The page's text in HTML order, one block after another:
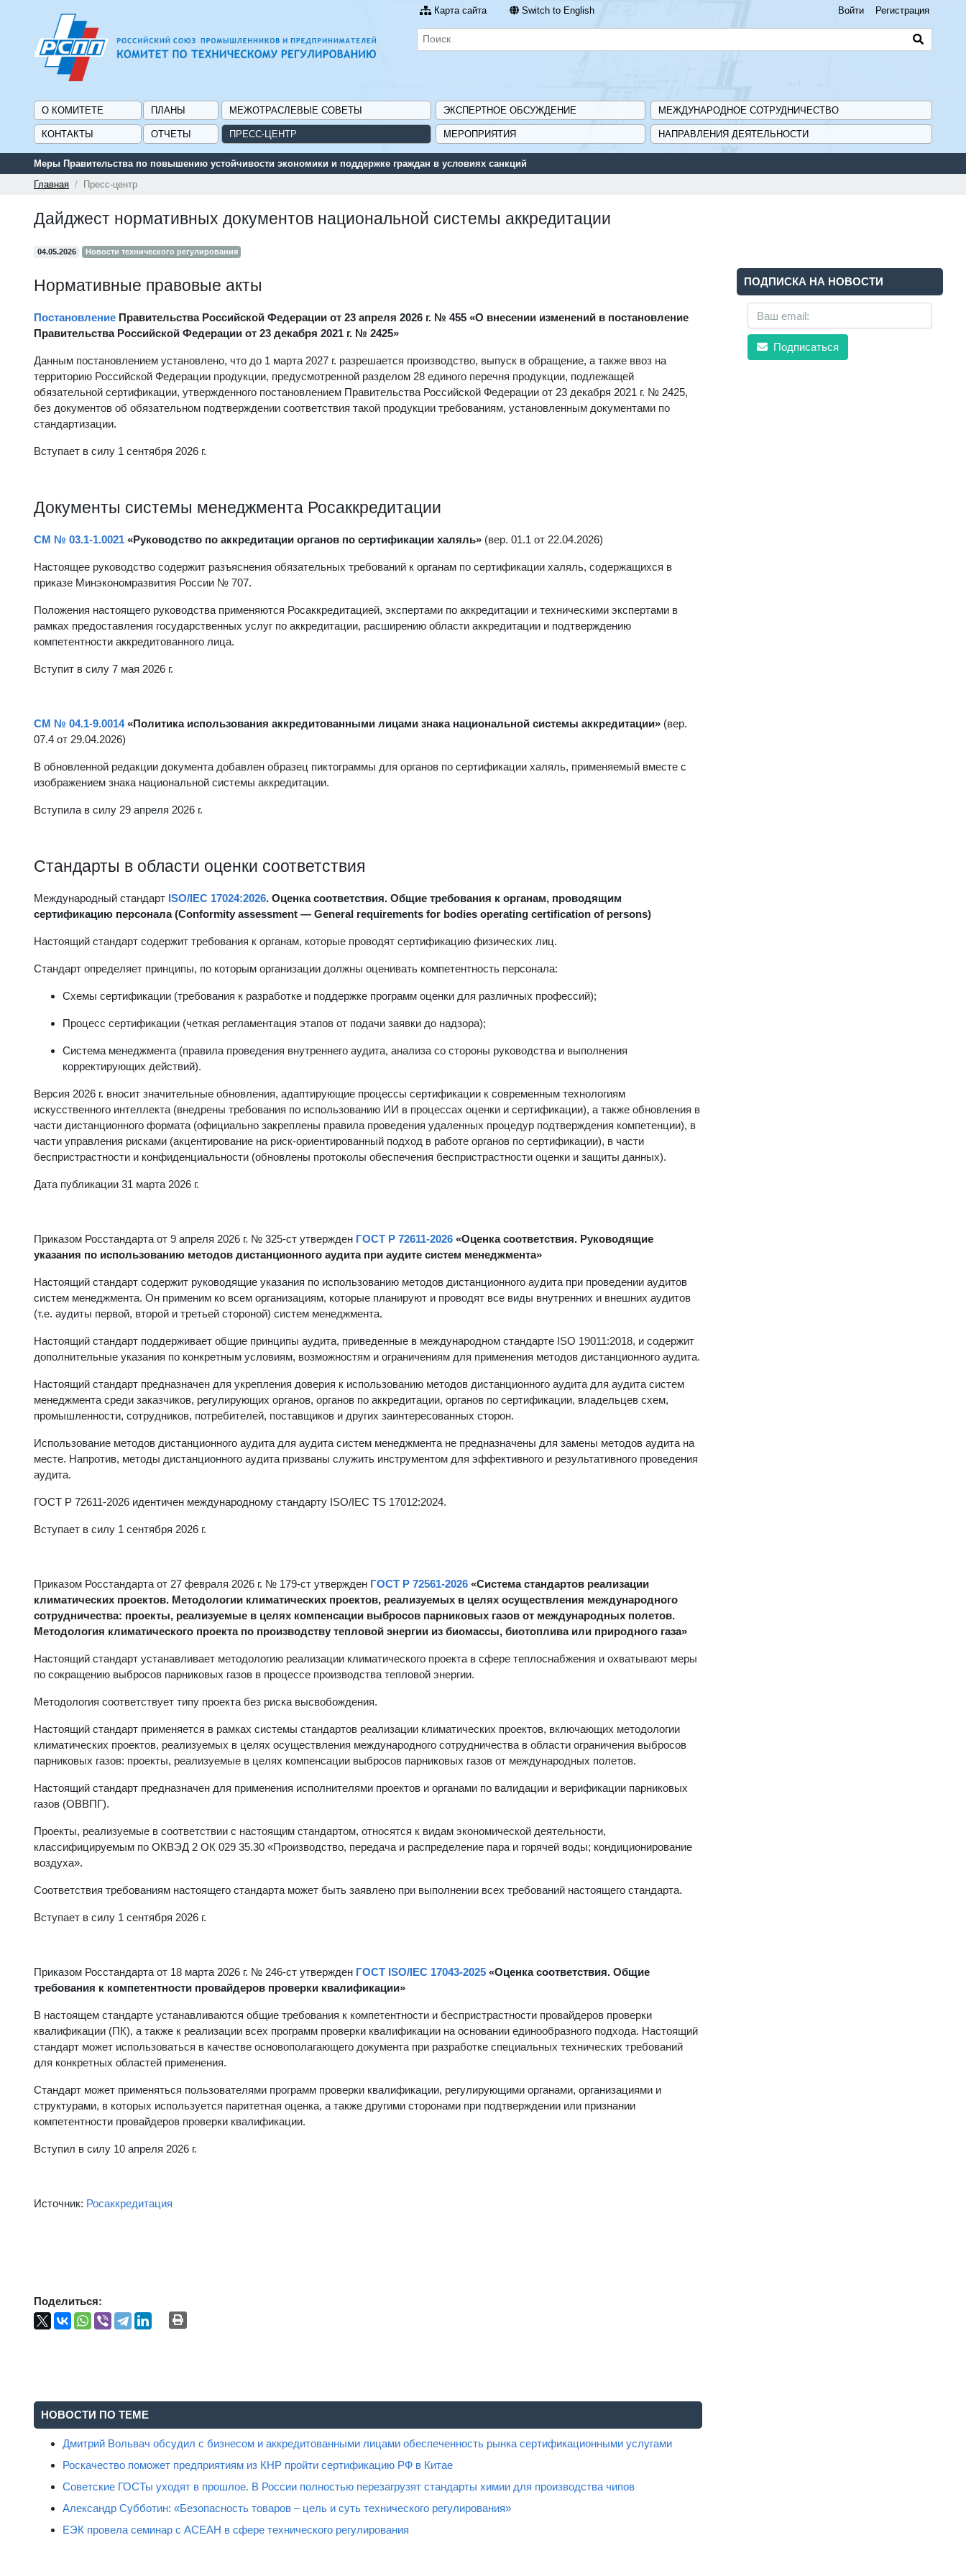
Карта сайта Switch to English Войти Регистрация
О КОМИТЕТЕ ПЛАНЫ МЕЖОТРАСЛЕВЫЕ СОВЕТЫ ЭКСПЕРТНОЕ ОБСУЖДЕНИЕ МЕЖДУНАРОДНОЕ СОТРУДНИЧЕСТВО
КОНТАКТЫ ОТЧЕТЫ ПРЕСС-ЦЕНТР МЕРОПРИЯТИЯ НАПРАВЛЕНИЯ ДЕЯТЕЛЬНОСТИ
Сервис поиска и подбора субсидий и мер государственной поддержки для предприятий - «Навигатор мер поддержки ГИСП».
Главная
Пресс-центр
Дайджест нормативных документов национальной системы аккредитации
04.05.2026 Новости технического регулирования
Нормативные правовые акты
Постановление Правительства Российской Федерации от 23 апреля 2026 г. № 455 «О внесении изменений в постановление
Правительства Российской Федерации от 23 декабря 2021 г. № 2425»
Данным постановлением установлено, что до 1 марта 2027 г. разрешается производство, выпуск в обращение, а также ввоз на
территорию Российской Федерации продукции, предусмотренной разделом 28 единого перечня продукции, подлежащей
обязательной сертификации, утвержденного постановлением Правительства Российской Федерации от 23 декабря 2021 г. № 2425,
без документов об обязательном подтверждении соответствия такой продукции требованиям, установленным документами по
стандартизации.
Вступает в силу 1 сентября 2026 г.
Документы системы менеджмента Росаккредитации
СМ № 03.1-1.0021 «Руководство по аккредитации органов по сертификации халяль» (вер. 01.1 от 22.04.2026)
Настоящее руководство содержит разъяснения обязательных требований к органам по сертификации халяль, содержащихся в
приказе Минэкономразвития России № 707.
Положения настоящего руководства применяются Росаккредитацией, экспертами по аккредитации и техническими экспертами в
рамках предоставления государственных услуг по аккредитации, расширению области аккредитации и подтверждению
компетентности аккредитованного лица.
Вступит в силу 7 мая 2026 г.
СМ № 04.1-9.0014«Политика использования аккредитованными лицами знака национальной системы аккредитации» (вер.
07.4 от 29.04.2026)
В обновленной редакции документа добавлен образец пиктограммы для органов по сертификации халяль, применяемый вместе с
изображением знака национальной системы аккредитации.
Вступила в силу 29 апреля 2026 г.
Стандарты в области оценки соответствия
Международный стандарт ISO/IEC 17024:2026. Оценка соответствия. Общие требования к органам, проводящим
сертификацию персонала (Conformity assessment — General requirements for bodies operating certification of persons)
Настоящий стандарт содержит требования к органам, которые проводят сертификацию физических лиц.
Стандарт определяет принципы, по которым организации должны оценивать компетентность персонала:
Схемы сертификации (требования к разработке и поддержке программ оценки для различных профессий);
Процесс сертификации (четкая регламентация этапов от подачи заявки до надзора);
Система менеджмента (правила проведения внутреннего аудита, анализа со стороны руководства и выполнения
корректирующих действий).
Версия 2026 г. вносит значительные обновления, адаптирующие процессы сертификации к современным технологиям
искусственного интеллекта (внедрены требования по использованию ИИ в процессах оценки и сертификации), а также обновления в
части дистанционного формата (официально закреплены правила проведения удаленных процедур подтверждения компетенции), в
части управления рисками (акцентирование на риск-ориентированный подход в работе органов по сертификации), в части
беспристрастности и конфиденциальности (обновлены протоколы обеспечения беспристрастности оценки и защиты данных).
Дата публикации 31 марта 2026 г.
Приказом Росстандарта от 9 апреля 2026 г. № 325-ст утвержден ГОСТ Р 72611-2026 «Оценка соответствия. Руководящие
указания по использованию методов дистанционного аудита при аудите систем менеджмента»
Настоящий стандарт содержит руководящие указания по использованию методов дистанционного аудита при проведении аудитов
систем менеджмента. Он применим ко всем организациям, которые планируют и проводят все виды внутренних и внешних аудитов
(т.е. аудиты первой, второй и третьей стороной) систем менеджмента.
Настоящий стандарт поддерживает общие принципы аудита, приведенные в международном стандарте ISO 19011:2018, и содержит
дополнительные указания по конкретным условиям, возможностям и ограничениям для применения методов дистанционного аудита.
Настоящий стандарт предназначен для укрепления доверия к использованию методов дистанционного аудита для аудита систем
менеджмента среди заказчиков, регулирующих органов, органов по аккредитации, органов по сертификации, владельцев схем,
промышленности, сотрудников, потребителей, поставщиков и других заинтересованных сторон.
Использование методов дистанционного аудита для аудита систем менеджмента не предназначены для замены методов аудита на
месте. Напротив, методы дистанционного аудита призваны служить инструментом для эффективного и результативного проведения
аудита.
ГОСТ Р 72611-2026 идентичен международному стандарту ISO/IEC TS 17012:2024.
Вступает в силу 1 сентября 2026 г.
Приказом Росстандарта от 27 февраля 2026 г. № 179-ст утвержден ГОСТ Р 72561-2026 «Система стандартов реализации
климатических проектов. Методологии климатических проектов, реализуемых в целях осуществления международного
сотрудничества: проекты, реализуемые в целях компенсации выбросов парниковых газов от международных полетов.
Методология климатического проекта по производству тепловой энергии из биомассы, биотоплива или природного газа»
Настоящий стандарт устанавливает методологию реализации климатического проекта в сфере теплоснабжения и охватывают меры
по сокращению выбросов парниковых газов в процессе производства тепловой энергии.
Методология соответствует типу проекта без риска высвобождения.
Настоящий стандарт применяется в рамках системы стандартов реализации климатических проектов, включающих методологии
климатических проектов, реализуемых в целях осуществления международного сотрудничества в области ограничения выбросов
парниковых газов: проекты, реализуемые в целях компенсации выбросов парниковых газов от международных полетов.
Настоящий стандарт предназначен для применения исполнителями проектов и органами по валидации и верификации парниковых
газов (ОВВПГ).
Проекты, реализуемые в соответствии с настоящим стандартом, относятся к видам экономической деятельности,
классифицируемым по ОКВЭД 2 ОК 029 35.30 «Производство, передача и распределение пара и горячей воды; кондиционирование
воздуха».
Соответствия требованиям настоящего стандарта может быть заявлено при выполнении всех требований настоящего стандарта.
Вступает в силу 1 сентября 2026 г.
Приказом Росстандарта от 18 марта 2026 г. № 246-ст утвержден ГОСТ ISO/IEC 17043-2025 «Оценка соответствия. Общие
требования к компетентности провайдеров проверки квалификации»
В настоящем стандарте устанавливаются общие требования к компетентности и беспристрастности провайдеров проверки
квалификации (ПК), а также к реализации всех программ проверки квалификации на основании единообразного подхода. Настоящий
стандарт может использоваться в качестве основополагающего документа при разработке специальных технических требований
для конкретных областей применения.
Стандарт может применяться пользователями программ проверки квалификации, регулирующими органами, организациями и
структурами, в которых используется паритетная оценка, а также другими сторонами при подтверждении или признании
компетентности провайдеров проверки квалификации.
Вступил в силу 10 апреля 2026 г.
Источник: Росаккредитация
Поделиться:
НОВОСТИ ПО ТЕМЕ
Дмитрий Вольвач обсудил с бизнесом и аккредитованными лицами обеспеченность рынка сертификационными услугами
Роскачество поможет предприятиям из КНР пройти сертификацию РФ в Китае
Советские ГОСТы уходят в прошлое. В России полностью перезагрузят стандарты химии для производства чипов
Александр Субботин: «Безопасность товаров – цель и суть технического регулирования»
ЕЭК провела семинар с АСЕАН в сфере технического регулирования
ПОДПИСКА НА НОВОСТИ
Подписаться